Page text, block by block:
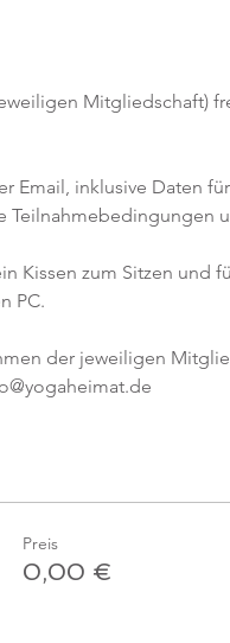
Mitgliedschaft)
Email, inklusive Daten
Teilnahmebedingungen
Kissen zum Sitzen und
PC.
der jeweiligen
Preis
0,00 €